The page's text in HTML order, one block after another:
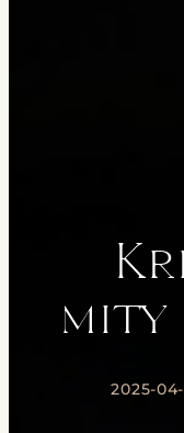
mity
2025-